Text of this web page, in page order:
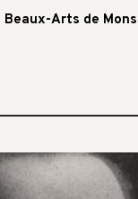
Beaux-Arts de